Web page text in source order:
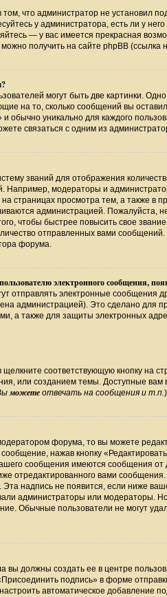
что администратор не установил
у администратора, есть ли у
— у вас имеется прекрасная
получить на сайте phpBB (ссылка
могут быть две картинки.
на то, сколько сообщений вы
и обычно уникально для каждого
связаться с одним из
званий для отображения
Например, модераторы и
страницах просмотра тем, а также в
администрацией. Пожалуйста,
чтобы быстрее повысить свое
отправленных вами
форума.
электронного сообщения,
отправлять электронные сообщения
администрацией). Это сделано для
а также для защиты электронных
соответствующую кнопку на
или созданием темы. Доступные
можете отвечать на сообщения и т.п.
форума, то вы можете
нажав кнопку
сообщения имеются сообщения от
отредактированного вами сообщения.
надпись не появится, если ниже
администраторы или модераторы.
Обычные пользователи не могут
вы должны создать ее в центре
подпись» в форме
автоматическое добавление